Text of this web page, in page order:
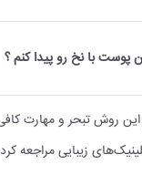
پوست با نخ رو پیدا کنم ؟
روش تبحر و مهارت
زیبایی مراجعه